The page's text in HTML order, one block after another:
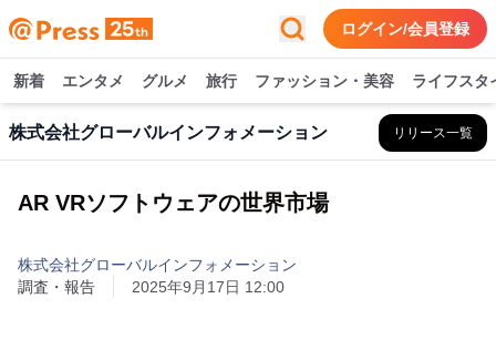
ログイン/会員登録
新着 エンタメ グルメ 旅行 ファッション・美容 ライフスタ
株式会社グローバルインフォメーション リリース一覧
AR VRソフトウェアの世界市場
株式会社グローバルインフォメーション
調査・報告
2025年9月17日 12:00